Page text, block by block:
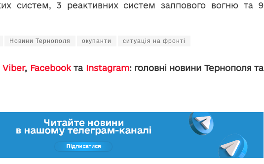
систем, 3 реактивних систем залпового вогню та 9
Новини Тернополя окупанти ситуація на фронті
Viber, Facebookта Instagram: головні новини Тернополя та